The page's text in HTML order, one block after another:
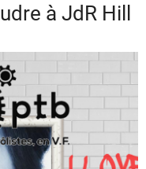
à JdR Hill